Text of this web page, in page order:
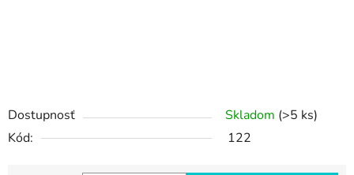
Dostupnosť Skladom (>5 ks)
Kód:
122